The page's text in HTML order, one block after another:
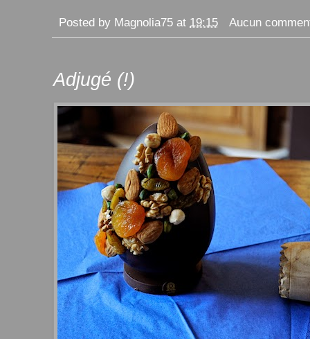
Posted by Magnolia75 at 19:15 Aucun
Adjugé (!)